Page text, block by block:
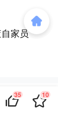
家员
35 10